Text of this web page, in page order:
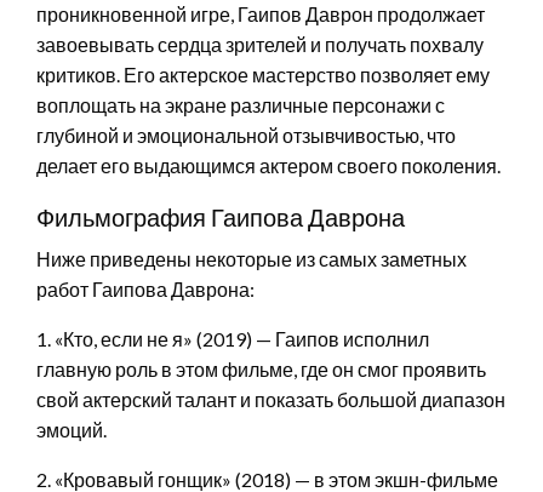
проникновенной игре, Гаипов Даврон продолжает
завоевывать сердца зрителей и получать похвалу
критиков. Его актерское мастерство позволяет ему
воплощать на экране различные персонажи с
глубиной и эмоциональной отзывчивостью, что
делает его выдающимся актером своего поколения.
Фильмография Гаипова Даврона
Ниже приведены некоторые из самых заметных
работ Гаипова Даврона:
1. «Кто, если не я» (2019) — Гаипов исполнил
главную роль в этом фильме, где он смог проявить
свой актерский талант и показать большой диапазон
эмоций.
2. «Кровавый гонщик» (2018) — в этом экшн-фильме